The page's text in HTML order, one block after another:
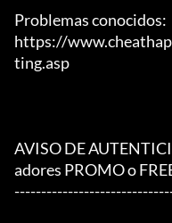
Problemas conocidos:
https://
ting.asp
AVISO DE
adores PROMO o